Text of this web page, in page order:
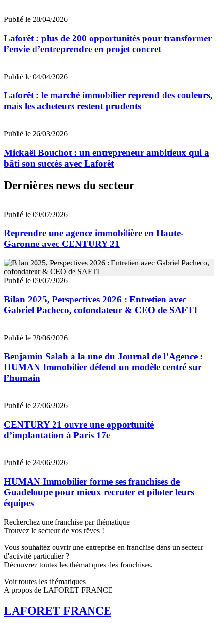
Publié le 28/04/2026
Laforêt : plus de 200 opportunités pour transformer
l’envie d’entreprendre en projet concret
Publié le 04/04/2026
Laforêt : le marché immobilier reprend des couleurs,
mais les acheteurs restent prudents
Publié le 26/03/2026
Mickaël Bouchot : un entrepreneur ambitieux qui a
bâti son succès avec Laforêt
Dernières news du secteur
Publié le 09/07/2026
Reprendre une agence immobilière en Haute-
Garonne avec CENTURY 21
Publié le 09/07/2026
Bilan 2025, Perspectives 2026 : Entretien avec
Gabriel Pacheco, cofondateur & CEO de SAFTI
Publié le 28/06/2026
Benjamin Salah à la une du Journal de l’Agence :
HUMAN Immobilier défend un modèle centré sur
l’humain
Publié le 27/06/2026
CENTURY 21 ouvre une opportunité
d’implantation à Paris 17e
Publié le 24/06/2026
HUMAN Immobilier forme ses franchisés de
Guadeloupe pour mieux recruter et piloter leurs
équipes
Recherchez une franchise par thématique
Trouvez le secteur de vos rêves !
Vous souhaitez ouvrir une entreprise en franchise dans un secteur
d'activité particulier ?
Découvrez toutes les thématiques des franchises.
Voir toutes les thématiques
A propos de LAFORET FRANCE
LAFORET FRANCE